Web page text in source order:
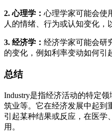
2. 心理学： 心理学家可能会使
人的情绪、行为或认知变化，
3. 经济学： 经济学家可能会研
的变化，例如利率变动如何引
总结
Industry是指经济活动的特定
筑业等。它在经济发展中起到
引起某种结果或反应，在医学
用。